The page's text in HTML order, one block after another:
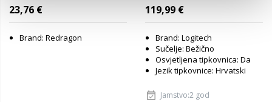
23,76 €
Brand: Redragon
010498)
119,99 €
Brand: Logitech
Sučelje: Bežično
Osvjetljena tipkovnica: Da
Jezik tipkovnice: Hrvatski
Jamstvo:2 god